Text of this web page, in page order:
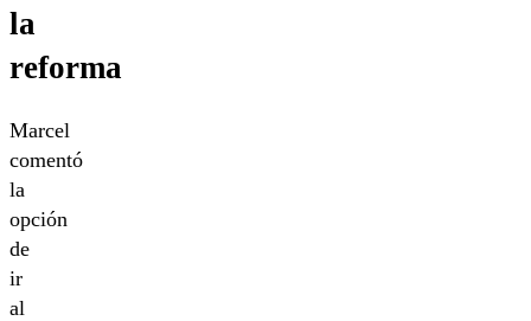
la
reforma
Marcel
comentó
la
opción
de
ir
al